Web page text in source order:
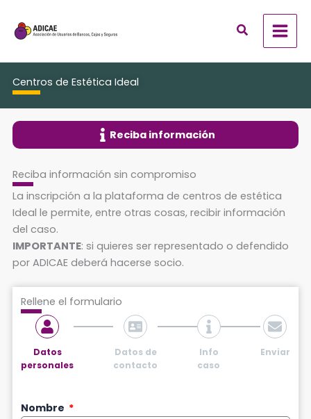
contenido
Centros de Estética Ideal
Reciba información
Reciba información sin compromiso
La inscripción a la plataforma de centros de estética
Ideal le permite, entre otras cosas, recibir información
del caso.
IMPORTANTE: si quieres ser representado o defendido
por ADICAE deberá hacerse socio.
Rellene el formulario
Datos
personales
Datos de
contacto
Info
caso
Enviar
Nombre